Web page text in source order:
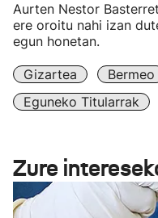
Aurten Nestor
ere oroitu nahi izan
egun honetan.
Gizartea Bermeo
Eguneko Titularrak
Zure